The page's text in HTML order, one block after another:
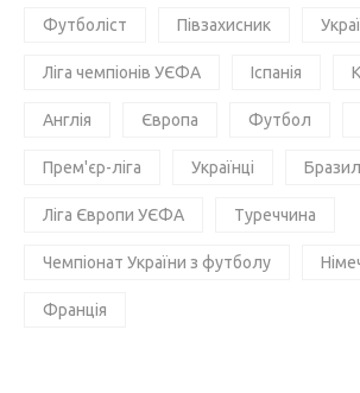
Футболіст Півзахисник
Ліга чемпіонів УЄФА Іспанія
Англія Європа Футбол
Прем'єр-ліга Українці
Ліга Європи УЄФА Туреччина
Чемпіонат України з футболу
Франція